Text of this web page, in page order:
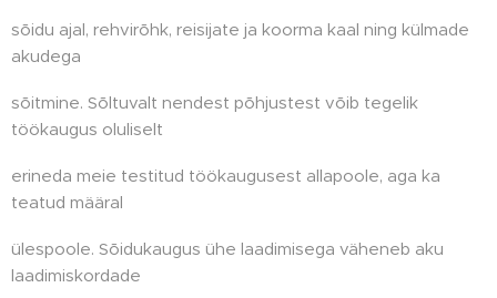
sõidu ajal, rehvirõhk, reisijate ja koorma kaal ning külmade
akudega
sõitmine. Sõltuvalt nendest põhjustest võib tegelik
töökaugus oluliselt
erineda meie testitud töökaugusest allapoole, aga ka
teatud määral
ülespoole. Sõidukaugus ühe laadimisega väheneb aku
laadimiskordade